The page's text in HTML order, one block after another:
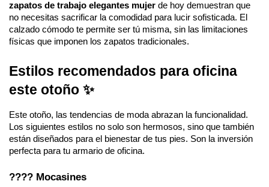
zapatos de trabajo elegantes mujer de hoy demuestran que
no necesitas sacrificar la comodidad para lucir sofisticada. El
calzado cómodo te permite ser tú misma, sin las limitaciones
físicas que imponen los zapatos tradicionales.
Estilos recomendados para oficina
este otoño ✨
Este otoño, las tendencias de moda abrazan la funcionalidad.
Los siguientes estilos no solo son hermosos, sino que también
están diseñados para el bienestar de tus pies. Son la inversión
perfecta para tu armario de oficina.
???? Mocasines